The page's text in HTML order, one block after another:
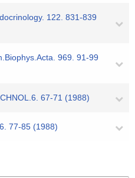
122. 831-839
969. 91-99
67-71 (1988)
77-85 (1988)